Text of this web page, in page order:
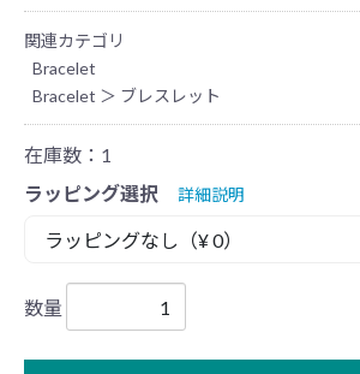
関連カテゴリ
Bracelet
Bracelet ＞ ブレスレット
在庫数：1
ラッピング選択
詳細説明
数量